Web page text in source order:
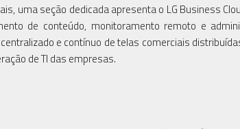
uma seção dedicada apresenta o LG Business
de conteúdo, monitoramento remoto e
e contínuo de telas comerciais
de TI das empresas.